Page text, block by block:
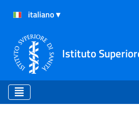
Istituto